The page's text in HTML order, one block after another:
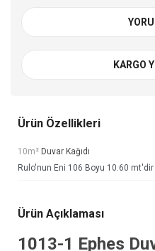
KARGO
Ürün Özellikleri
10m² Duvar Kağıdı
Rulo'nun Eni 106 Boyu 10.60 mt'dir
Ürün Açıklaması
1013-1 Ephes